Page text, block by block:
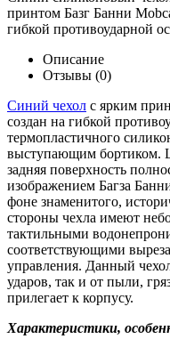
принтом Базг Банни
гибкой противоударной
Описание
Отзывы (0)
Синий чехол с ярким
создан на гибкой
термопластичного
выступающим бортиком.
задняя поверхность
изображением Багза
фоне знаменитого,
стороны чехла имеют
тактильными
соответствующими
управления. Данный
ударов, так и от пыли,
прилегает к корпусу.
Характеристики,